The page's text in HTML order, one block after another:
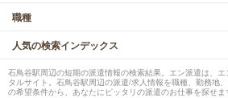
職種
人気の検索インデックス
石鳥谷駅周辺の短期の派遣情報の検索結果。エン派遣は、
タルサイト。石鳥谷駅周辺の派遣/求人情報を職種、勤務地
の希望条件から、あなたにピッタリの派遣のお仕事を探せま